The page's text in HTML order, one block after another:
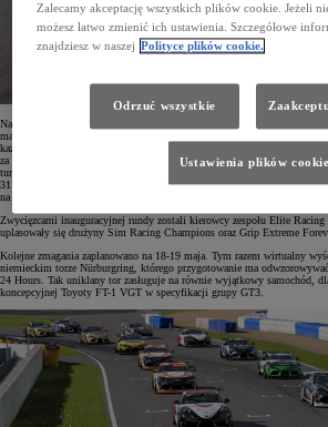
Na pierwszą rundę sezonu wybrano wirtualną wersję toru Road Atlanta ze
ma długość 4088 m i wyróżnia się aż 12 zakrętami z wyjątkowo dużymi
każdego z zespołów wyznaczyli do wyścigu kierowców podzielonych na
za kierownicą Toyoty GR Supry Race Car w wyścigowej specyfikacji
turbodoładowana 6-cylindrowa rzędowa jednostka napędowa pod maską
31 okrążeń wielkich emocji zarówno kierowcom, jak i kibicom
na żywo.
Zwycięzcami inauguracyjnej rundy zostali kierowcy zespołu Elite
uplasowały się drużyny Sim Racing Champions oraz Grip Extreme
Kolejne zmagania zaplanowano na 18-19 maja. Tym razem wirtualny
niemieckim torze Nürburgring, którego przygotowanie ma
24 Hours. Tak uniklany tor zasługuje na równie wyjątkowy samochód,
koncepcyjnej Toyoty FT-1 VGT w specyfikacji grupy GT3.
Zalecamy akceptację wszystkich plików cookie. Jeżeli
możesz łatwo zmienić ich ustawienia. Szczegółowe
znajdziesz w naszej Polityce plików cookie.
Odrzuć wszystkie
Ustawienia plików cookie